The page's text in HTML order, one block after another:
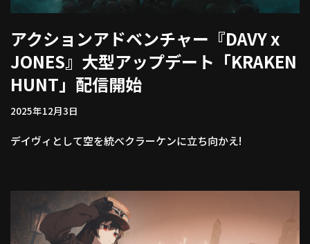
アクションアドベンチャー『DAVY x
JONES』大型アップデート「KRAKEN
HUNT」配信開始
2025年12月3日
デイヴィとして空を統べクラーケンに立ち向かえ!